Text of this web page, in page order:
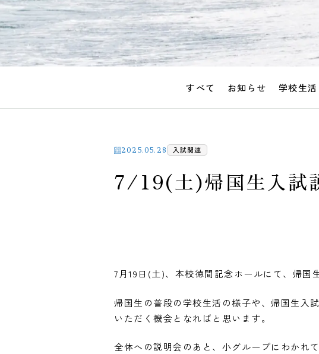
すべて お知らせ 学校生活
2025.05.28 入試関連
7/19(土)帰国生入試
7月19日(土)、本校徳間記念ホールにて、帰国
帰国生の普段の学校生活の様子や、帰国生入
いただく機会となればと思います。
全体への説明会のあと、小グループにわかれ